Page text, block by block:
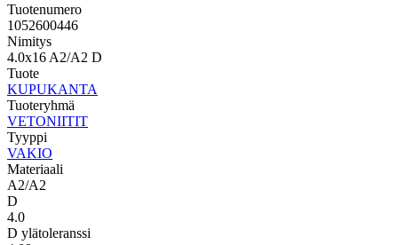
Tuotenumero
1052600446
Nimitys
4.0x16 A2/A2 D
Tuote
KUPUKANTA
Tuoteryhmä
VETONIITIT
Tyyppi
VAKIO
Materiaali
A2/A2
D
4.0
D ylätoleranssi